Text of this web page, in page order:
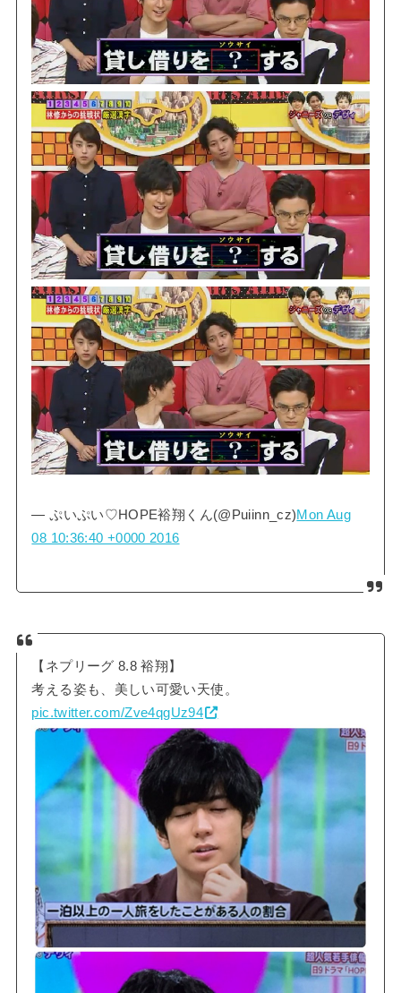
— ぷいぷい♡HOPE裕翔くん(@Puiinn_cz)Mon Aug
08 10:36:40 +0000 2016
【ネプリーグ 8.8 裕翔】
考える姿も、美しい可愛い天使。
pic.twitter.com/Zve4qgUz94